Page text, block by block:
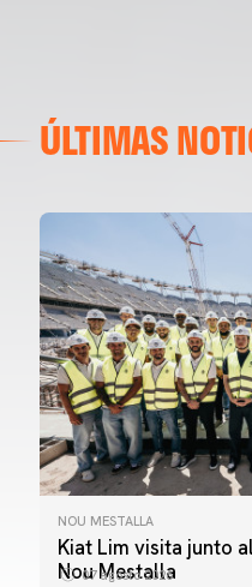
ÚLTIMAS
NOU MESTALLA
Kiat Lim visita junto
Nou Mestalla
07 agosto 2026
PRIMER EQUIPO
ENTRENAMIENTO